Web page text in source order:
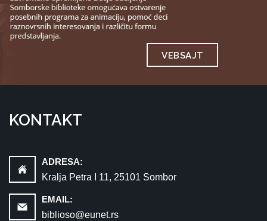
VEBSAJT
KONTAKT
ADRESA:
Kralja Petra I 11, 25101 Sombor
EMAIL:
biblioso@eunet.rs